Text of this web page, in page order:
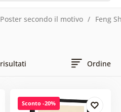
Poster secondo il motivo Feng
risultati Ordine
Sconto -20%